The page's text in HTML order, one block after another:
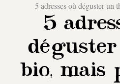
5 adresses où déguster un
5
bio, mais